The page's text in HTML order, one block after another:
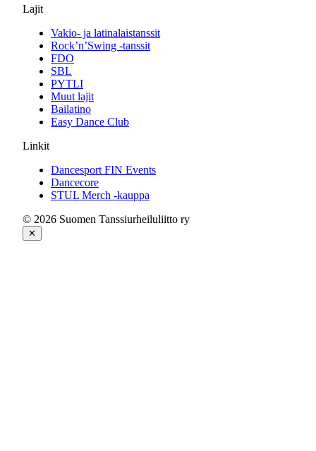
Lajit
Vakio- ja latinalaistanssit
Rock’n’Swing -tanssit
FDO
SBL
PYTLI
Muut lajit
Bailatino
Easy Dance Club
Linkit
Dancesport FIN Events
Dancecore
STUL Merch -kauppa
© 2026 Suomen Tanssiurheiluliitto ry
✕